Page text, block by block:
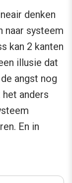
denken
naar systeem
kan 2 kanten
illusie dat
angst nog
anders
En in